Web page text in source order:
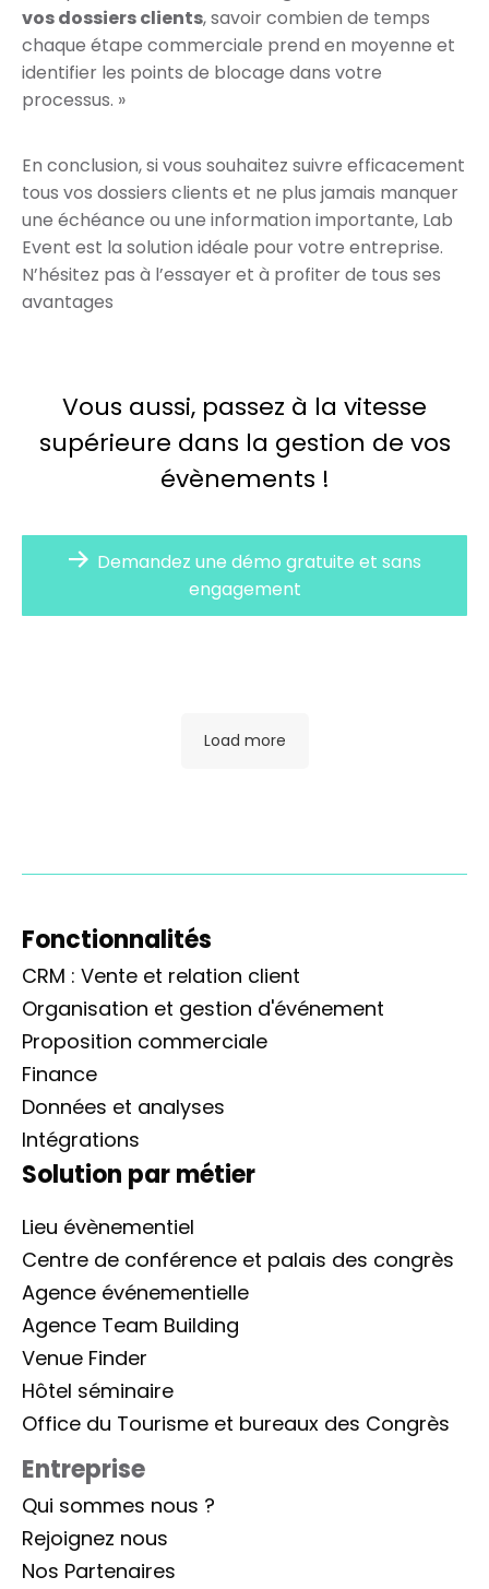
vos dossiers clients, savoir combien de temps
chaque étape commerciale prend en moyenne et
identifier les points de blocage dans votre
processus. »
En conclusion, si vous souhaitez suivre efficacement
tous vos dossiers clients et ne plus jamais manquer
une échéance ou une information importante, Lab
Event est la solution idéale pour votre entreprise.
N’hésitez pas à l’essayer et à profiter de tous ses
avantages
Vous aussi, passez à la vitesse
supérieure dans la gestion de vos
évènements !
Demandez une démo gratuite et sans
engagement
Load more
Fonctionnalités
CRM : Vente et relation client
Organisation et gestion d'événement
Proposition commerciale
Finance
Données et analyses
Intégrations
Solution par métier
Lieu évènementiel
Centre de conférence et palais des congrès
Agence événementielle
Agence Team Building
Venue Finder
Hôtel séminaire
Office du Tourisme et bureaux des Congrès
Entreprise
Qui sommes nous ?
Rejoignez nous
Nos Partenaires